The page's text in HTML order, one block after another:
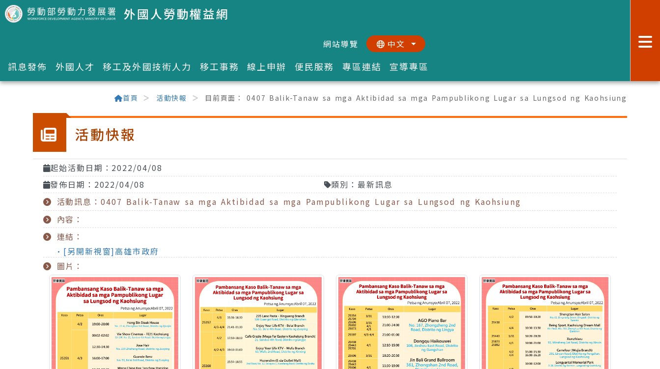
跳到主要內容區塊 外國人勞動權益網
:::網站導覽 中文
訊息發佈 外國人才 移工及外國技術人力 移工事務 線上申辦 便民服務 專區連結 宣導專區
首頁 活動快報 目前頁面： 0407 Balik-Tanaw sa mga Aktibidad sa mga Pampublikong Lugar sa Lungsod ng Kaohsiung
活動快報
起始活動日期：2022/04/08
發佈日期：2022/04/08
類別：最新訊息
活動訊息：0407 Balik-Tanaw sa mga Aktibidad sa mga Pampublikong Lugar sa Lungsod ng Kaohsiung
內容：
連結：
•[另開新視窗]高雄市政府
圖片：